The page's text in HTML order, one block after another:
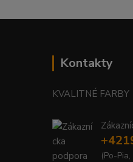
Kontakty
KVALITNÉ FARBY
(Po-